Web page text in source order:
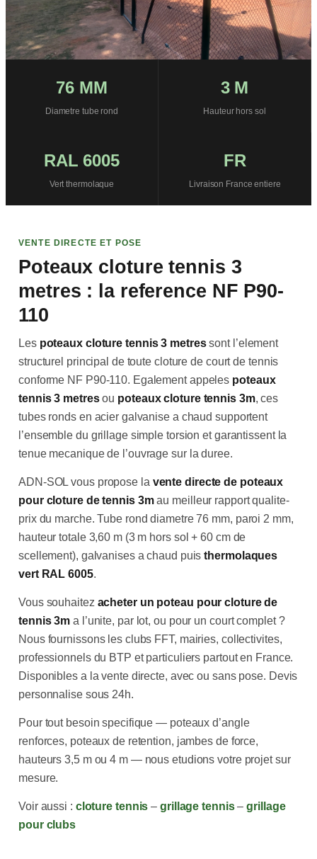
76 MM
Diametre tube rond
3 M
Hauteur hors sol
RAL 6005
Vert thermolaque
FR
Livraison France entiere
VENTE DIRECTE ET POSE
Poteaux cloture tennis 3
metres : la reference NF P90-
110
Les poteaux cloture tennis 3 metressont l’element
structurel principal de toute cloture de court de tennis
conforme NF P90-110. Egalement appeles poteaux
tennis 3 metresou poteaux cloture tennis 3m, ces
tubes ronds en acier galvanise a chaud supportent
l’ensemble du grillage simple torsion et garantissent la
tenue mecanique de l’ouvrage sur la duree.
ADN-SOL vous propose la vente directe de poteaux
pour cloture de tennis 3mau meilleur rapport qualite-
prix du marche. Tube rond diametre 76 mm, paroi 2 mm,
hauteur totale 3,60 m (3 m hors sol + 60 cm de
scellement), galvanises a chaud puisthermolaques
vert RAL 6005.
Vous souhaitez acheter un poteau pour cloture de
tennis 3m a l’unite, par lot, ou pour un court complet ?
Nous fournissons les clubs FFT, mairies, collectivites,
professionnels du BTP et particuliers partout en France.
Disponibles a la vente directe, avec ou sans pose. Devis
personnalise sous 24h.
Pour tout besoin specifique — poteaux d’angle
renforces, poteaux de retention, jambes de force,
hauteurs 3,5 m ou 4 m — nous etudions votre projet sur
mesure.
Voir aussi : cloture tennis –grillage tennis–grillage
pour clubs